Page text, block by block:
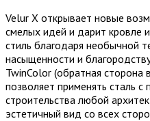
Velur X открывает новые
смелых идей и дарит кровле
стиль благодаря необычной
насыщенности и
TwinColor (обратная сторона
позволяет применять сталь
строительства любой
эстетичный вид со всех